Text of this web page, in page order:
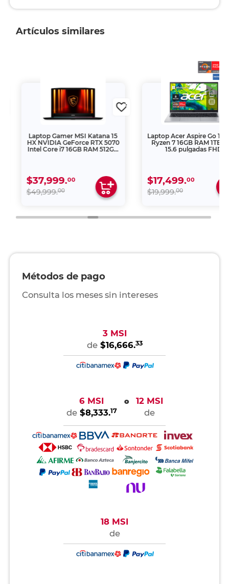
Artículos similares
Laptop Gamer MSI Katana 15
HX NVIDIA GeForce RTX 5070
Intel Core i7 16GB RAM 512GB
$37,999.00
$49,999.00
Laptop Acer Aspire Go 15
Ryzen 7 16GB RAM 1TB
15.6 pulgadas FHD
$17,499.00
$19,999.00
Métodos de pago
Consulta los meses sin intereses
3 MSI
de $16,666.33
6 MSI
de $8,333.17
o
12 MSI
de
18 MSI
de